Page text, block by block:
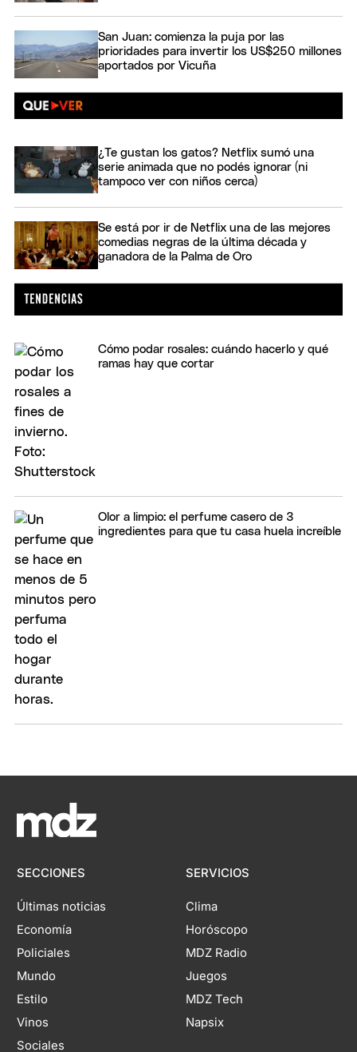
San Juan: comienza la puja por las
prioridades para invertir los US$250 millones
aportados por Vicuña
¿Te gustan los gatos? Netflix sumó una
serie animada que no podés ignorar (ni
tampoco ver con niños cerca)
Se está por ir de Netflix una de las mejores
comedias negras de la última década y
ganadora de la Palma de Oro
Cómo podar rosales: cuándo hacerlo y qué
ramas hay que cortar
Olor a limpio: el perfume casero de 3
ingredientes para que tu casa huela increíble
SECCIONES
Últimas noticias
Economía
Policiales
Mundo
Estilo
Vinos
Sociales
SERVICIOS
Clima
Horóscopo
MDZ Radio
Juegos
MDZ Tech
Napsix